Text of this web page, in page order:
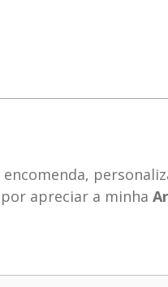
encomenda,
apreciar a minha